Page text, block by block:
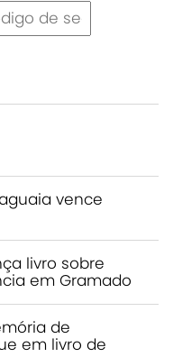
vence
livro sobre
em Gramado
de
em livro de